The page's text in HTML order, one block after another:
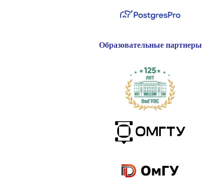
Образовательные партнеры